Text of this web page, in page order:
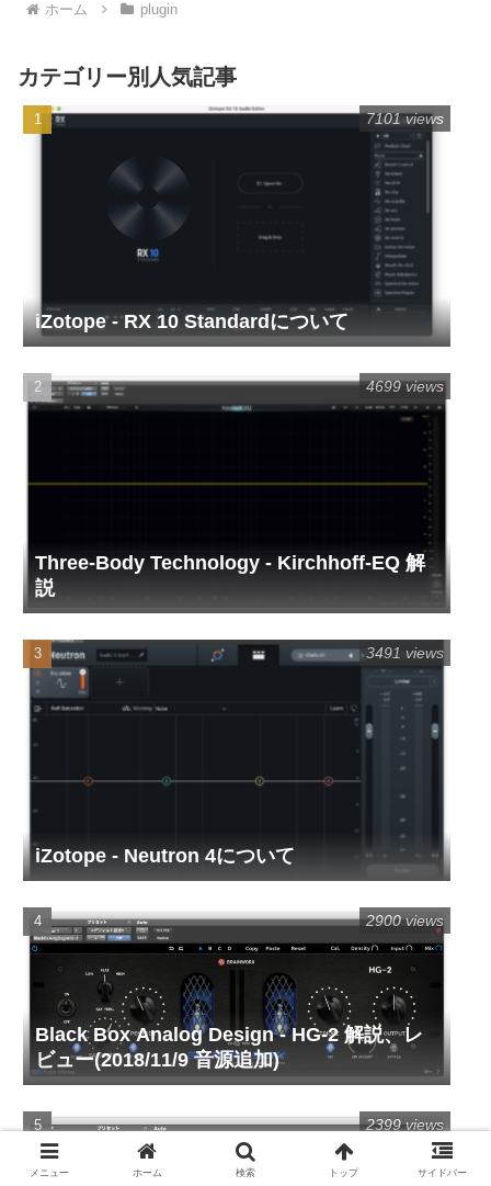
ホーム plugin
カテゴリー別人気記事
iZotope - RX 10 Standardについて
7101 views
Three-Body Technology - Kirchhoff-EQ 解
説
4699 views
iZotope - Neutron 4について
3491 views
Black Box Analog Design - HG-2 解説、レ
ビュー(2018/11/9 音源追加)
2900 views
2399 views
メニュー ホーム 検索 トップ サイドバー